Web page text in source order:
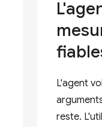
L'agent
reste.